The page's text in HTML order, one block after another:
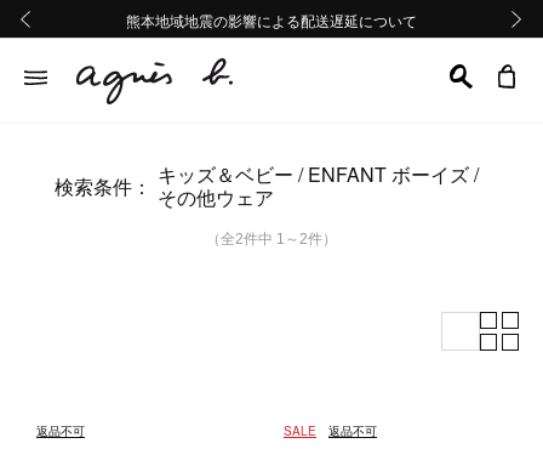
熊本地域地震の影響による配送遅延について
Summer Sale 2buy10%OFF!!
熊本地域地震の影響による配送遅延について
Summer Sale 2buy10%OFF!!
検索条件： キッズ＆ベビー
ENFANT ボーイズ
その他ウェア
（全2件中 1～2件）
返品不可 SALE 返品不可